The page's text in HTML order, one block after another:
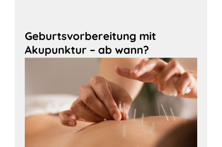
Geburtsvorbereitung mit
Akupunktur – ab wann?